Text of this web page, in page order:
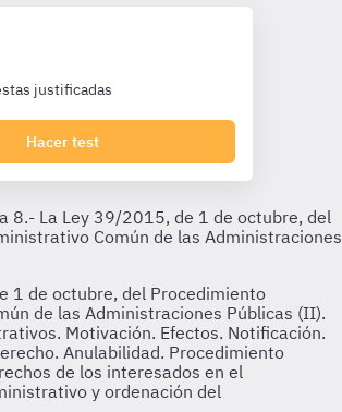
justificadas
Hacer test